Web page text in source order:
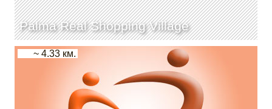
Palma Real Shopping Village
~ 4.33 км.